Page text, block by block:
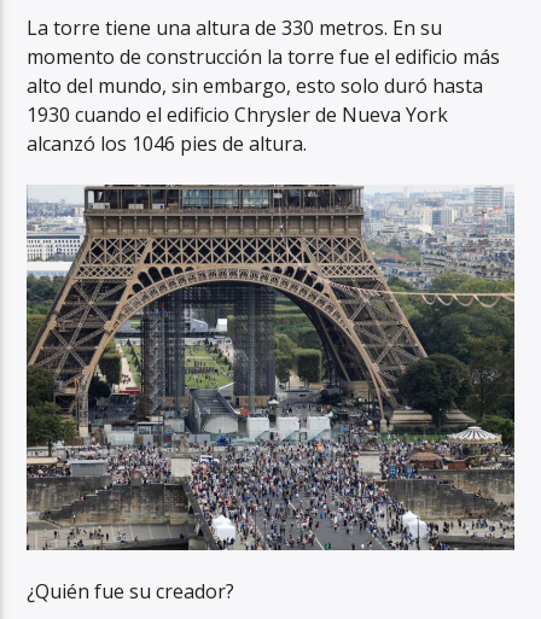
La torre tiene una altura de 330 metros. En su
momento de construcción la torre fue el edificio más
alto del mundo, sin embargo, esto solo duró hasta
1930 cuando el edificio Chrysler de Nueva York
alcanzó los 1046 pies de altura.
¿Quién fue su creador?